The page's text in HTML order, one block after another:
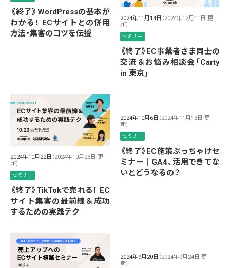
《終了》WordPressの基本が
わかる！ ECサイトとの併用
方法・集客のコツを伝授
2024年11月14日 （2024年12月11日 更
新）
セミナー
《終了》EC事業者さま同士の
交流＆お悩み相談会「Carty
in 東京」
2024年10月22日 （2024年10月23日 更
新）
セミナー
《終了》TikTokで売れる！ EC
サイト集客の最前線＆成功
するための実践テク
2024年10月6日 （2024年11月13日 更
新）
セミナー
《終了》EC施策ぶっちゃけセ
ミナー｜GA4、活用できてな
いとどうなるの？
2024年9月20日 （2024年9月24日 更
新）